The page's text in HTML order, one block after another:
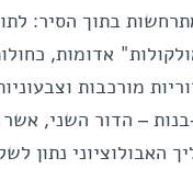
בתוך הסיר:
אדומות,
מורכבות
בנות – הדור השני,
האבולוציוני נתון